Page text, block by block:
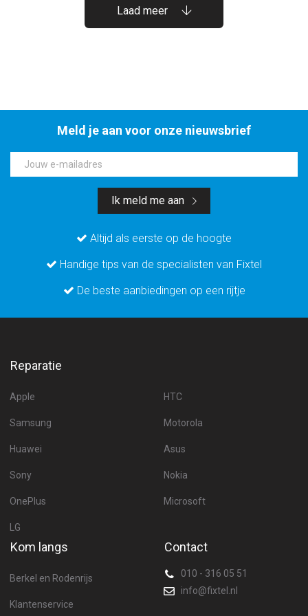
Laad meer
Meld je aan voor onze nieuwsbrief
Jouw e-mailadres
Ik meld me aan
Altijd als eerste op de hoogte
Handige tips van de specialisten van Fixtel
De beste aanbiedingen op een rijtje
Reparatie
Apple
Samsung
Huawei
Sony
OnePlus
LG
HTC
Motorola
Asus
Nokia
Microsoft
Kom langs
Berkel en Rodenrijs
Klantenservice
Contact
010 - 316 05 51
info@fixtel.nl